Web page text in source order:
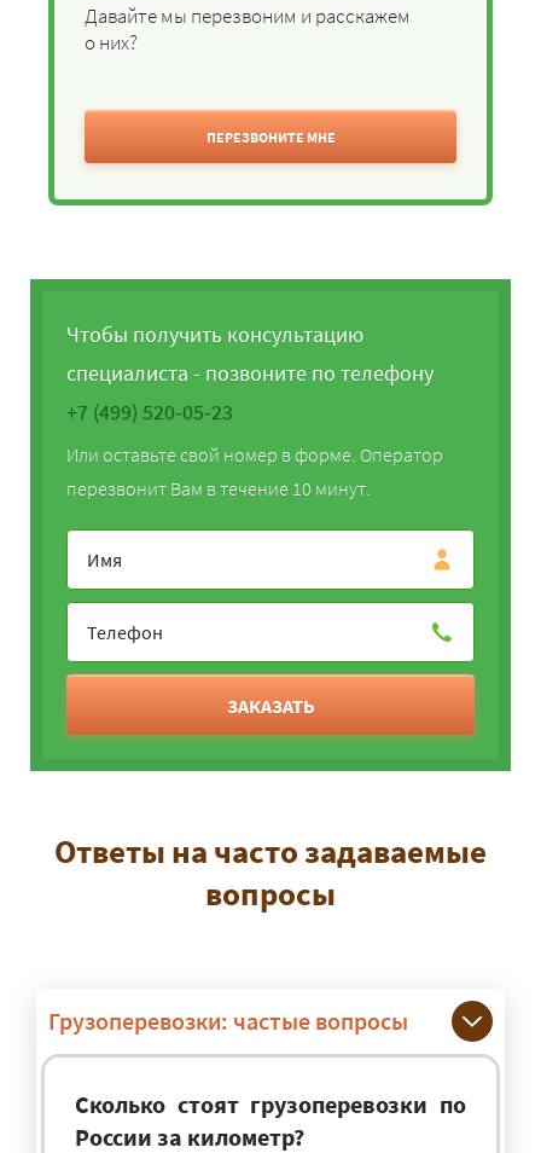
Давайте мы перезвоним и расскажем
о них?
ПЕРЕЗВОНИТЕ МНЕ
Чтобы получить консультацию
специалиста - позвоните по телефону
+7 (499) 520-05-23
Или оставьте свой номер в форме. Оператор
перезвонит Вам в течение 10 минут.
ЗАКАЗАТЬ
Ответы на часто задаваемые
вопросы
Грузоперевозки: частые вопросы
Сколько стоят грузоперевозки по
России за километр?